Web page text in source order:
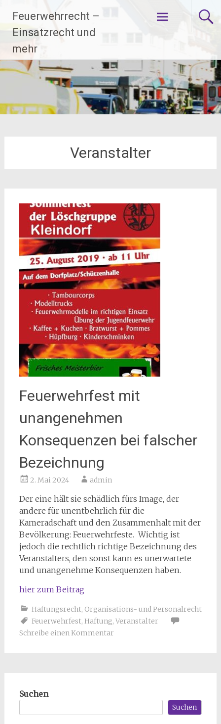
Inhalt
springen
Feuerwehrrecht –
Einsatzrecht und
mehr
Veranstalter
Feuerwehrfest mit
unangenehmen
Konsequenzen bei falscher
Bezeichnung
2. Mai 2024 admin
Der eine hält sie schädlich fürs Image, der
andere für unentbehrlich für die
Kameradschaft und den Zusammenhalt mit der
Bevölkerung: Feuerwehrfeste. Wichtig ist
jedoch die rechtlich richtige Bezeichnung des
Veranstalters, den sonst kann es unerwartete
und unangenehme Konsequenzen haben.
hier zum Beitrag
Haftungsrecht, Organisations- und Personalrecht
Feuerwehrfest, Haftung, Veranstalter
Schreibe einen Kommentar
Suchen
Suchen